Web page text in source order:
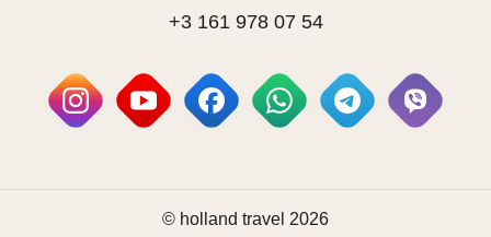
+3 161 978 07 54
© holland travel 2026